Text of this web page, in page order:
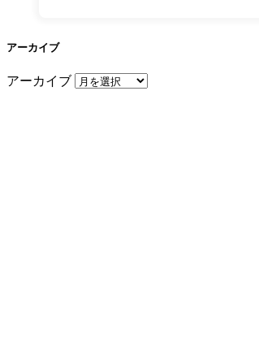
アーカイブ
アーカイブ